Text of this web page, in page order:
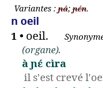
ɲá; ɲɛ́n.
n oeil
1 • oeil.
(organe).
à ɲɛ́ cìra
il s'est crevé